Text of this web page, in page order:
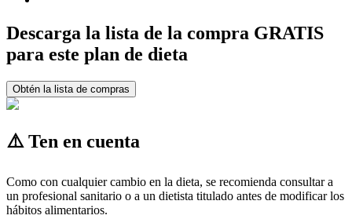
Descarga la lista de la compra GRATIS
para este plan de dieta
Obtén la lista de compras
⚠️ Ten en cuenta
Como con cualquier cambio en la dieta, se recomienda consultar a
un profesional sanitario o a un dietista titulado antes de modificar los
hábitos alimentarios.